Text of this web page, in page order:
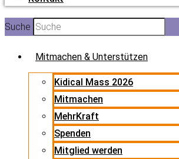
Suche
Mitmachen & Unterstützen
Kidical Mass 2026
Mitmachen
MehrKraft
Spenden
Mitglied werden